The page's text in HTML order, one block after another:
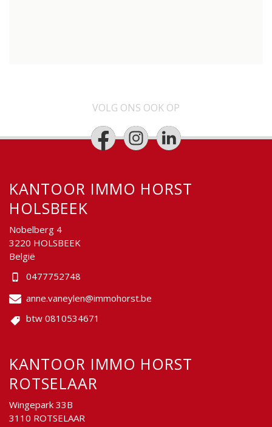
VOLG ONS OOK OP
KANTOOR IMMO HORST
HOLSBEEK
Nobelberg 4
3220 HOLSBEEK
België
0477752748
anne.vaneylen@immohorst.be
btw 0810534671
KANTOOR IMMO HORST
ROTSELAAR
Wingepark 33B
3110 ROTSELAAR